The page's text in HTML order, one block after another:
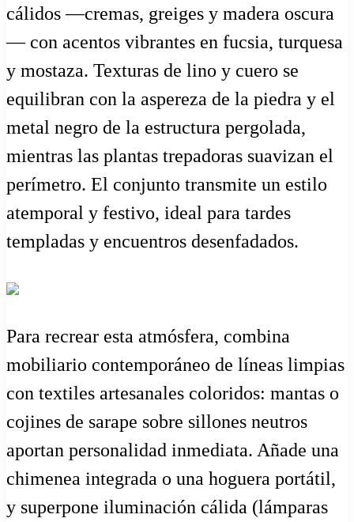
cálidos —cremas, greiges y madera oscura
— con acentos vibrantes en fucsia, turquesa
y mostaza. Texturas de lino y cuero se
equilibran con la aspereza de la piedra y el
metal negro de la estructura pergolada,
mientras las plantas trepadoras suavizan el
perímetro. El conjunto transmite un estilo
atemporal y festivo, ideal para tardes
templadas y encuentros desenfadados.
Para recrear esta atmósfera, combina
mobiliario contemporáneo de líneas limpias
con textiles artesanales coloridos: mantas o
cojines de sarape sobre sillones neutros
aportan personalidad inmediata. Añade una
chimenea integrada o una hoguera portátil,
y superpone iluminación cálida (lámparas